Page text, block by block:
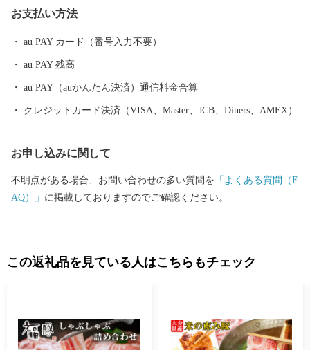
づくりにご協力いただくとともに、本市在住の皆様におかれて
も、市外でご活躍されている多くの方々に、前橋市への「ふるさ
す。 全国の皆様からの温かい応援を心からお待ちしています。
お支払い方法
au PAY カード（番号入力不要）
au PAY 残高
au PAY（auかんたん決済）通信料金合算
クレジットカード決済（VISA、Master、JCB、Diners、AMEX）
お申し込みに関して
不明点がある場合、お問い合わせの多い質問を 「よくある質問（F
AQ）」 に掲載しておりますのでご確認ください。
この返礼品を見ている人はこちらもチェック